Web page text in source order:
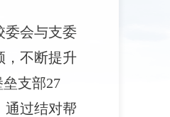
委会与支委
，不断提升
支部27
通过结对帮